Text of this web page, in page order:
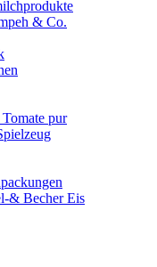
& Co.
pur
& Becher Eis